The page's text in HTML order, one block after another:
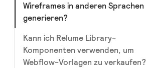
Wireframes in anderen Sprachen
generieren?
Kann ich Relume Library-
Komponenten verwenden, um
Webflow-Vorlagen zu verkaufen?